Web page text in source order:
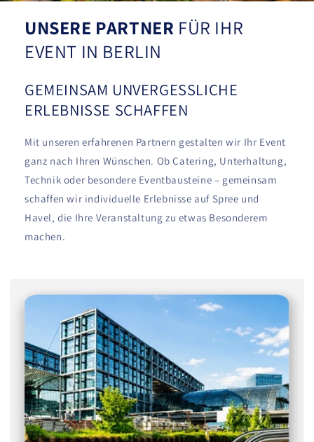
UNSERE PARTNER FÜR IHR
EVENT IN BERLIN
GEMEINSAM UNVERGESSLICHE
ERLEBNISSE SCHAFFEN
Mit unseren erfahrenen Partnern gestalten wir Ihr Event
ganz nach Ihren Wünschen. Ob Catering, Unterhaltung,
Technik oder besondere Eventbausteine – gemeinsam
schaffen wir individuelle Erlebnisse auf Spree und
Havel, die Ihre Veranstaltung zu etwas Besonderem
machen.